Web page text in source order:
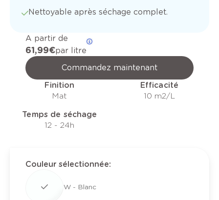
Nettoyable après séchage complet.
A partir de
61,99 €par litre
Commandez maintenant
Finition
Mat
Efficacité
10 m2/L
Temps de séchage
12 - 24h
Couleur sélectionnée:
W - Blanc